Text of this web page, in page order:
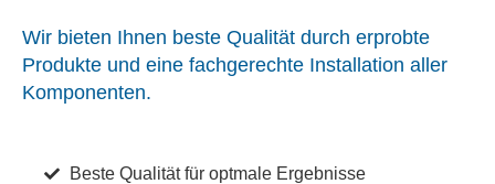
Wir bieten Ihnen beste Qualität durch erprobte
Produkte und eine fachgerechte Installation aller
Komponenten.
Beste Qualität für optmale Ergebnisse